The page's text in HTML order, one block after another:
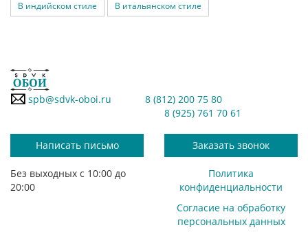
В индийском стиле В итальянском стиле
spb@sdvk-oboi.ru
8 (812) 200 75 80
8 (925) 761 70 61
Написать письмо Заказать звонок
Без выходных с 10:00 до
20:00
Политика
конфиденциальности
Согласие на обработку
персональных данных